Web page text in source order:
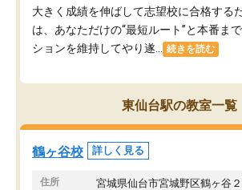
大きく成績を伸ばして志望校に合格する
は、あなただけの“最短ルート”と本番ま
ションを維持してやり遂...
続きを読む
東仙台駅の教室一覧
鶴ヶ谷校 詳しく見る
住所 宮城県仙台市宮城野区鶴ヶ谷